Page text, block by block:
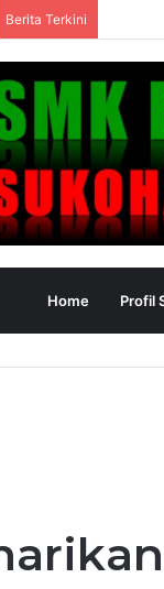
Berita Terkini
Home Profil